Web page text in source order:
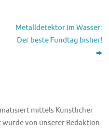
Metalldetektor im Wasser:
Der beste Fundtag bisher!
mittels Künstlicher
von unserer Redaktion